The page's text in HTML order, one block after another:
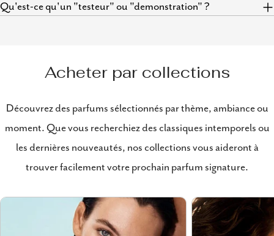
Qu'est-ce qu'un "testeur" ou "demonstration" ?
Acheter par collections
Découvrez des parfums sélectionnés par thème, ambiance ou
moment. Que vous recherchiez des classiques intemporels ou
les dernières nouveautés, nos collections vous aideront à
trouver facilement votre prochain parfum signature.